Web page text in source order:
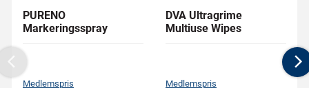
PURENO
Markeringsspray
Medlemspris
DVA Ultragrime
Multiuse Wipes
Medlemspris
Previous